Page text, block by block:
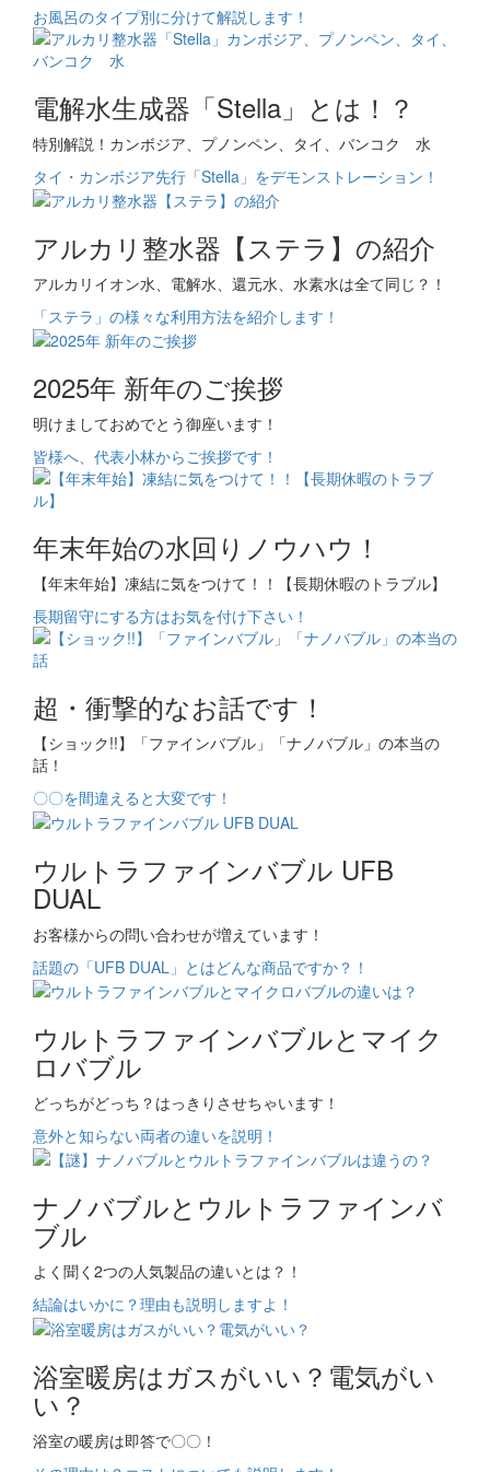
お風呂のタイプ別に分けて解説します！
電解水生成器「Stella」とは！？
特別解説！カンボジア、プノンペン、タイ、バンコク 水
タイ・カンボジア先行「Stella」をデモンストレーション！
アルカリ整水器【ステラ】の紹介
アルカリイオン水、電解水、還元水、水素水は全て同じ？！
「ステラ」の様々な利用方法を紹介します！
2025年 新年のご挨拶
明けましておめでとう御座います！
皆様へ、代表小林からご挨拶です！
年末年始の水回りノウハウ！
【年末年始】凍結に気をつけて！！【長期休暇のトラブル】
長期留守にする方はお気を付け下さい！
超・衝撃的なお話です！
【ショック!!】「ファインバブル」「ナノバブル」の本当の
話！
〇〇を間違えると大変です！
ウルトラファインバブル UFB
DUAL
お客様からの問い合わせが増えています！
話題の「UFB DUAL」とはどんな商品ですか？！
ウルトラファインバブルとマイク
ロバブル
どっちがどっち？はっきりさせちゃいます！
意外と知らない両者の違いを説明！
ナノバブルとウルトラファインバ
ブル
よく聞く2つの人気製品の違いとは？！
結論はいかに？理由も説明しますよ！
浴室暖房はガスがいい？電気がい
い？
浴室の暖房は即答で〇〇！